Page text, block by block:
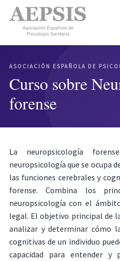
ASOCIACIÓN ESPAÑOLA DE
Curso sobre
forense
La neuropsicología
neuropsicología que se ocupa
las funciones cerebrales y
forense. Combina los
neuropsicología con el
legal. El objetivo principal de
analizar y determinar cómo
cognitivas de un individuo
capacidad para entender y